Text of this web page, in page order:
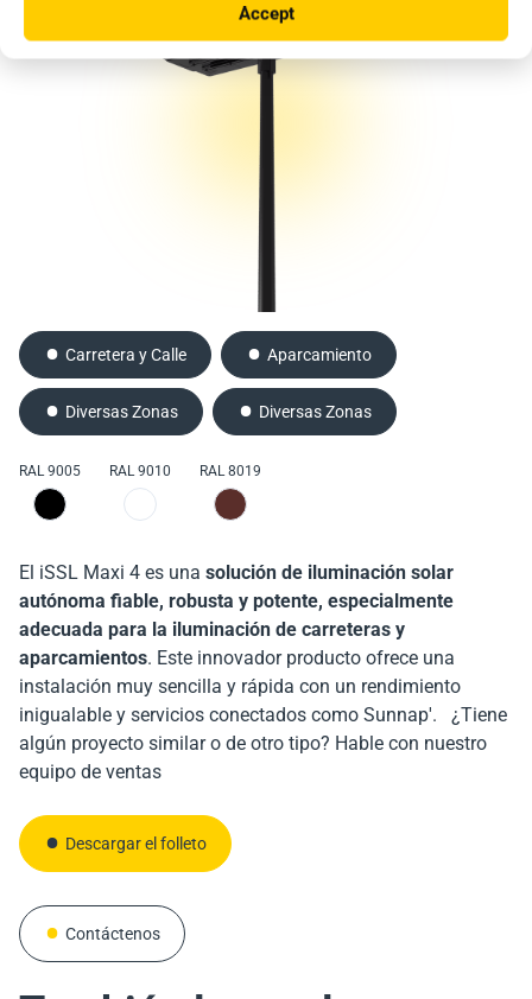
Accept
Carretera y Calle Aparcamiento
Diversas Zonas Diversas Zonas
RAL 9005 RAL 9010 RAL 8019
El iSSL Maxi 4 es una solución de iluminación solar
autónoma fiable, robusta y potente, especialmente
adecuada para la iluminación de carreteras y
aparcamientos. Este innovador producto ofrece una
instalación muy sencilla y rápida con un rendimiento
inigualable y servicios conectados como Sunnap'. ¿Tiene
algún proyecto similar o de otro tipo? Hable con nuestro
equipo de ventas
Descargar el folleto
Contáctenos